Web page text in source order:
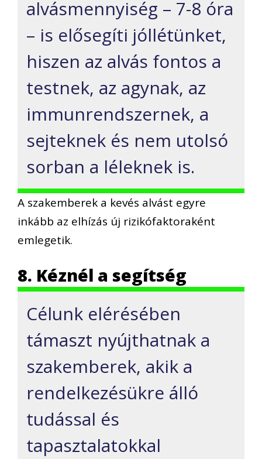
alvásmennyiség – 7-8 óra
– is elősegíti jóllétünket,
hiszen az alvás fontos a
testnek, az agynak, az
immunrendszernek, a
sejteknek és nem utolsó
sorban a léleknek is.
A szakemberek a kevés alvást egyre
inkább az elhízás új rizikófaktoraként
emlegetik.
8. Kéznél a segítség
Célunk elérésében
támaszt nyújthatnak a
szakemberek, akik a
rendelkezésükre álló
tudással és
tapasztalatokkal